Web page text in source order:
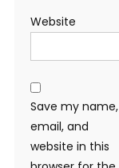
Website
Save my name,
email, and
website in this